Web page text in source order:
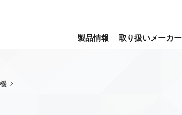
製品情報 取り扱いメーカー